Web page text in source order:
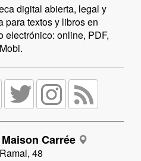
digital abierta, legal y
para textos y libros en
electrónico: online, PDF,
Carrée
48